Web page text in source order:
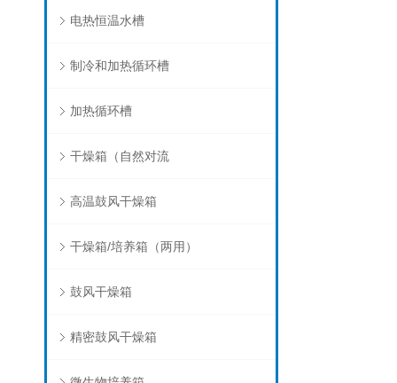
电热恒温水槽
制冷和加热循环槽
加热循环槽
干燥箱（自然对流
高温鼓风干燥箱
干燥箱/培养箱（两用）
鼓风干燥箱
精密鼓风干燥箱